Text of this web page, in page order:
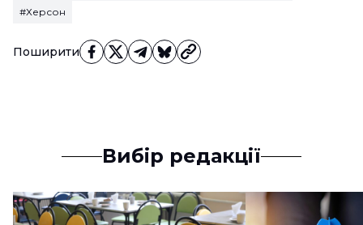
Поширити
#Херсон
Вибір редакції